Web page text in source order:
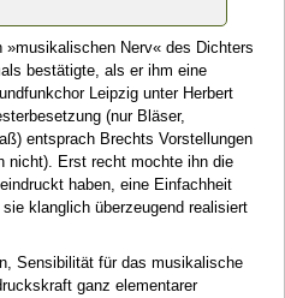
Nerv« des Dichters
bestätigte, als er ihm eine
Leipzig unter Herbert
(nur Bläser,
entsprach Brechts Vorstellungen
nicht). Erst recht mochte ihn die
haben, eine Einfachheit
klanglich überzeugend realisiert
Sensibilität für das musikalische
ganz elementarer